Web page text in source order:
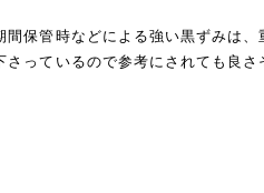
間保管時などによる強い黒ずみは、
さっているので参考にされても良さ